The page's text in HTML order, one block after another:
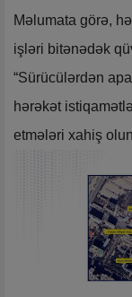
Məlumata görə,
işləri bitənədək
“Sürücülərdən
hərəkət
etmələri xahiş